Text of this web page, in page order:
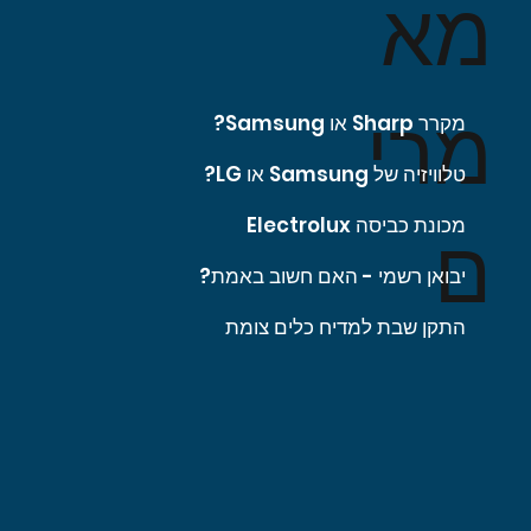
מא
מרי
ם
מקרר Sharp או Samsung?
טלוויזיה של Samsung או LG?
מכונת כביסה Electrolux
יבואן רשמי - האם חשוב באמת?
התקן שבת למדיח כלים צומת